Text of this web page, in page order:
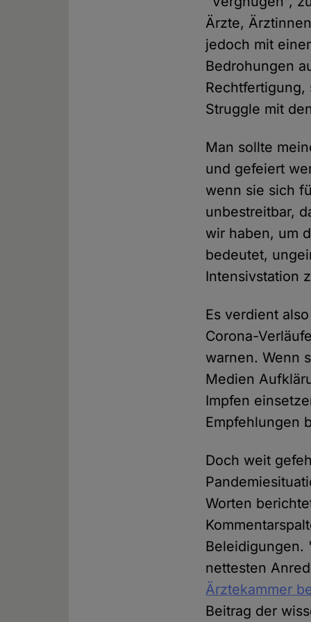
Ärzte,
jedoch mit
Bedrohungen
Struggle mit
Man sollte
und gefeiert
wenn sie sich
unbestreitbar,
wir haben, um
bedeutet,
Intensivstation
Es verdient
Corona-
warnen. Wenn
Medien
Impfen
Empfehlungen
Doch weit
Worten
Beleidigungen.
nettesten
Ärztekammer
Beitrag der